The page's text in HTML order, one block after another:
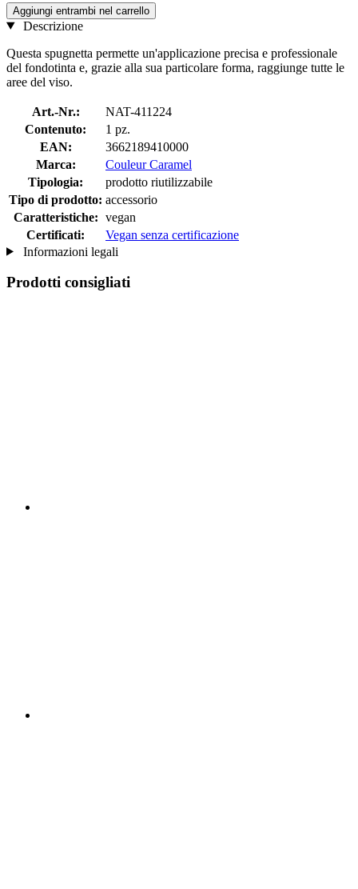
Aggiungi entrambi nel carrello
Descrizione
Questa spugnetta permette un'applicazione precisa e professionale
del fondotinta e, grazie alla sua particolare forma, raggiunge tutte le
aree del viso.
Art.-Nr.:
NAT-411224
Contenuto:
1 pz.
EAN:
3662189410000
Marca:
Couleur Caramel
Tipologia:
prodotto riutilizzabile
Tipo di prodotto: accessorio
Caratteristiche: vegan
Certificati:
Vegan senza certificazione
Informazioni legali
Prodotti consigliati